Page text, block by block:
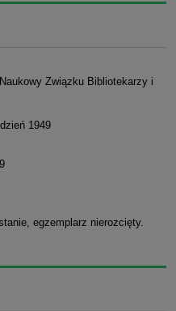
Związku Bibliotekarzy i
1949
egzemplarz nierozcięty.